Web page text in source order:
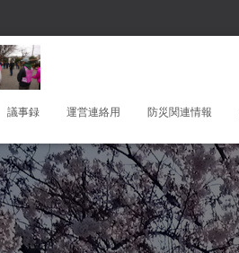
議事録 運営連絡用 防災関連情報